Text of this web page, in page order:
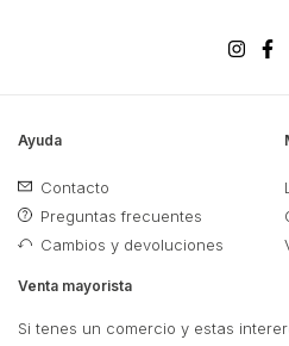
Ayuda
Contacto
Preguntas frecuentes
Cambios y devoluciones
Venta mayorista
Si tenes un comercio y estas